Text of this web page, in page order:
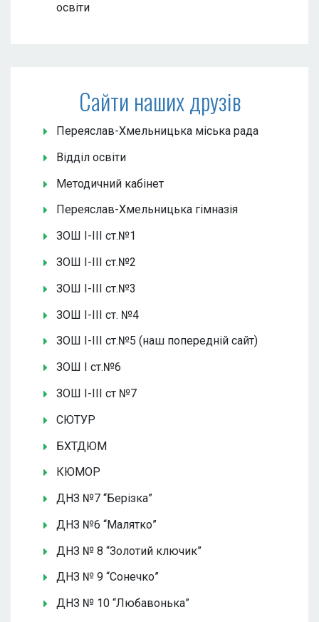
освіти
Сайти наших друзів
Переяслав-Хмельницька міська рада
Відділ освіти
Методичний кабінет
Переяслав-Хмельницька гімназія
ЗОШ І-ІІІ ст.№1
ЗОШ І-ІІІ ст.№2
ЗОШ І-ІІІ ст.№3
ЗОШ І-ІІІ ст. №4
ЗОШ І-ІІІ ст.№5 (наш попередній сайт)
ЗОШ І ст.№6
ЗОШ І-ІІІ ст №7
СЮТУР
БХТДЮМ
КЮМОР
ДНЗ №7 “Берізка”
ДНЗ №6 “Малятко”
ДНЗ № 8 “Золотий ключик”
ДНЗ № 9 “Сонечко”
ДНЗ № 10 “Любавонька”